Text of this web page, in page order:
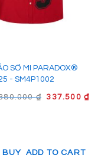
SƠ MI PARADOX®
- SM4P1002
₫ GIÁ
337.500 ₫
BUY
ADD TO CART